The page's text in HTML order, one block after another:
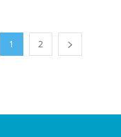
1 2